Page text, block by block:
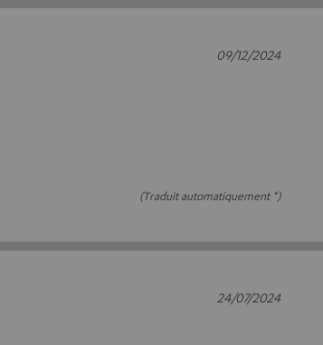
(Traduit automatiquement *)
09/12/2024
24/07/2024